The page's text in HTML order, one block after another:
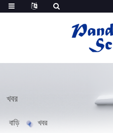
খবর
বাড়ি খবর